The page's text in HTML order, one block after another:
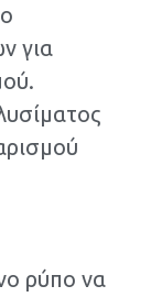
για
ρύπο να